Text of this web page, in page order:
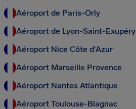
Aéroport de Paris-Orly
Aéroport de Lyon-Saint-Exupéry
Aéroport Nice Côte d'Azur
Aéroport Marseille Provence
Aéroport Nantes Atlantique
Aéroport Toulouse-Blagnac